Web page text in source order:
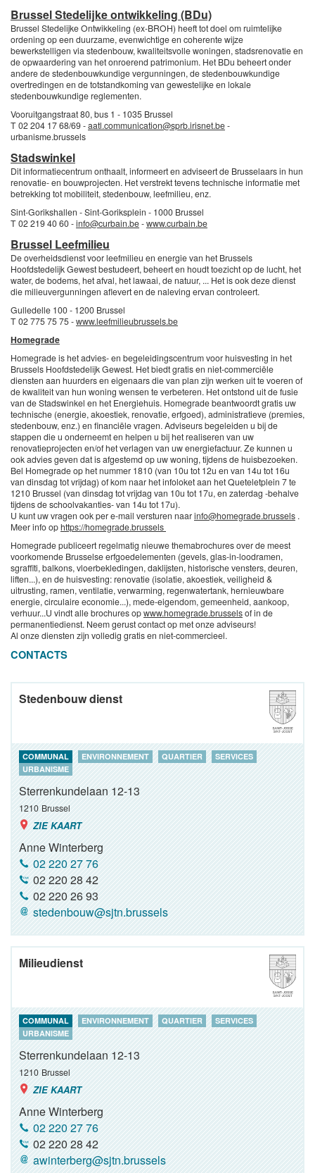
Brussel Stedelijke ontwikkeling (BDu)
Brussel Stedelijke Ontwikkeling (ex-BROH) heeft tot doel om ruimtelijke
ordening op een duurzame, evenwichtige en coherente wijze
bewerkstelligen via stedenbouw, kwaliteitsvolle woningen, stadsrenovatie en
de opwaardering van het onroerend patrimonium. Het BDu beheert onder
andere de stedenbouwkundige vergunningen, de stedenbouwkundige
overtredingen en de totstandkoming van gewestelijke en lokale
stedenbouwkundige reglementen.
Vooruitgangstraat 80, bus 1 - 1035 Brussel
T 02 204 17 68/69 -aatl.communication@sprb.irisnet.be-
urbanisme.brussels
Stadswinkel
Dit informatiecentrum onthaalt, informeert en adviseert de Brusselaars in hun
renovatie- en bouwprojecten. Het verstrekt tevens technische informatie met
betrekking tot mobiliteit, stedenbouw, leefmilieu, enz.
Sint-Gorikshallen - Sint-Goriksplein - 1000 Brussel
T 02 219 40 60 -info@curbain.be-www.curbain.be
Brussel Leefmilieu
De overheidsdienst voor leefmilieu en energie van het Brussels
Hoofdstedelijk Gewest bestudeert, beheert en houdt toezicht op de lucht, het
water, de bodems, het afval, het lawaai, de natuur, ... Het is ook deze dienst
die milieuvergunningen aflevert en de naleving ervan controleert.
Gulledelle 100 - 1200 Brussel
T 02 775 75 75 -www.leefmilieubrussels.be
Homegrade
Homegrade is het advies- en begeleidingscentrum voor huisvesting in het
Brussels Hoofdstedelijk Gewest. Het biedt gratis en niet-commerciële
diensten aan huurders en eigenaars die van plan zijn werken uit te voeren of
de kwaliteit van hun woning wensen te verbeteren. Het ontstond uit de fusie
van de Stadswinkel en het Energiehuis. Homegrade beantwoordt gratis uw
technische (energie, akoestiek, renovatie, erfgoed), administratieve (premies,
stedenbouw, enz.) en financiële vragen. Adviseurs begeleiden u bij de
stappen die u onderneemt en helpen u bij het realiseren van uw
renovatieprojecten en/of het verlagen van uw energiefactuur. Ze kunnen u
ook advies geven dat is afgestemd op uw woning, tijdens de huisbezoeken.
Bel Homegrade op het nummer 1810 (van 10u tot 12u en van 14u tot 16u
van dinsdag tot vrijdag) of kom naar het infoloket aan het Queteletplein 7 te
1210 Brussel (van dinsdag tot vrijdag van 10u tot 17u, en zaterdag -behalve
tijdens de schoolvakanties- van 14u tot 17u).
U kunt uw vragen ook per e-mail versturen naarinfo@homegrade.brussels .
Meer info ophttps://homegrade.brussels
Homegrade publiceert regelmatig nieuwe themabrochures over de meest
voorkomende Brusselse erfgoedelementen (gevels, glas-in-loodramen,
sgraffiti, balkons, vloerbekledingen, daklijsten, historische vensters, deuren,
liften...), en de huisvesting: renovatie (isolatie, akoestiek, veiligheid &
uitrusting, ramen, ventilatie, verwarming, regenwatertank, hernieuwbare
energie, circulaire economie...), mede-eigendom, gemeenheid, aankoop,
verhuur...U vindt alle brochures opwww.homegrade.brusselsof in de
permanentiedienst. Neem gerust contact op met onze adviseurs!
Al onze diensten zijn volledig gratis en niet-commercieel.
CONTACTS
Stedenbouw dienst
COMMUNAL ENVIRONNEMENT QUARTIER
SERVICES
URBANISME
Sterrenkundelaan 12-13
1210 Brussel
ZIE KAART
Anne Winterberg
02 220 27 76
02 220 28 42
02 220 26 93
stedenbouw@sjtn.brussels
Milieudienst
COMMUNAL ENVIRONNEMENT QUARTIER
SERVICES
URBANISME
Sterrenkundelaan 12-13
1210 Brussel
ZIE KAART
Anne Winterberg
02 220 27 76
02 220 28 42
awinterberg@sjtn.brussels